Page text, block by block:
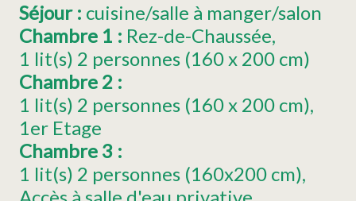
Séjour : cuisine/salle à manger/salon
Chambre 1 : Rez-de-Chaussée
1 lit(s) 2 personnes (160 x 200 cm)
Chambre 2 :
1 lit(s) 2 personnes (160 x 200 cm)
1er Etage
Chambre 3 :
1 lit(s) 2 personnes (160x200 cm)